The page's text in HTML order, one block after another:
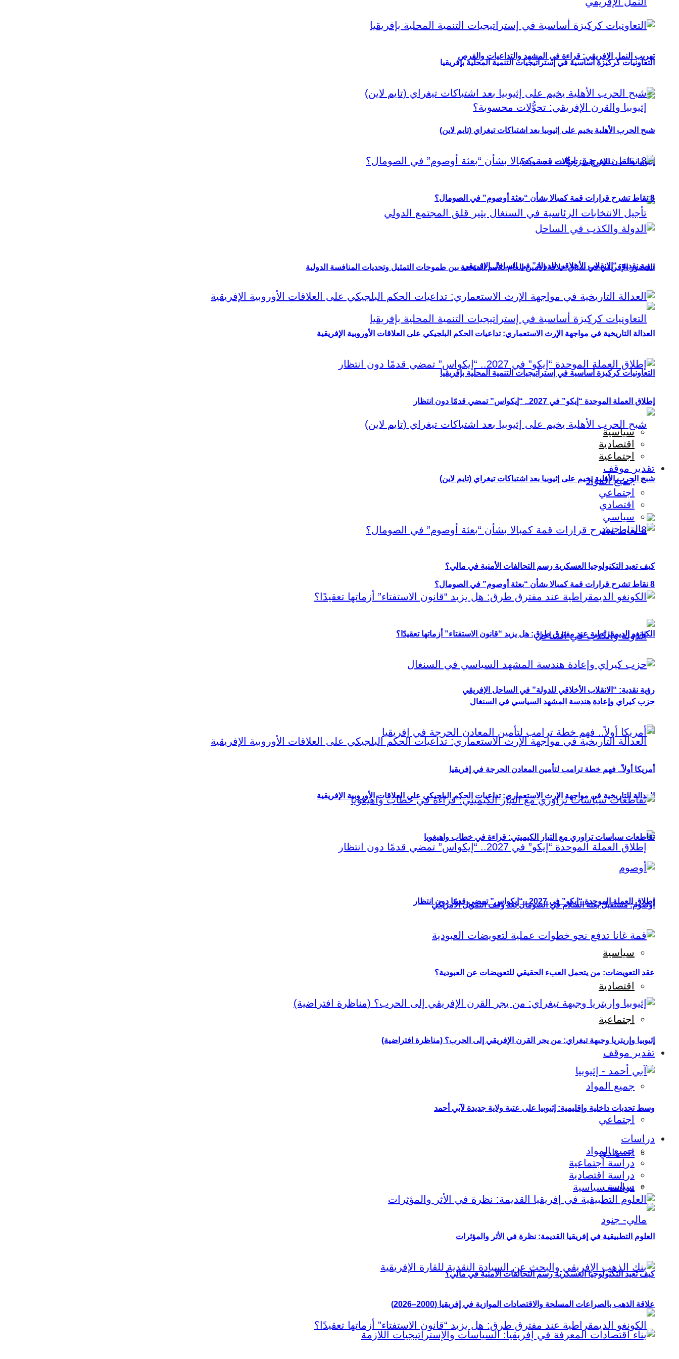
تهريب النمل الإفريقي: قراءة في المشهد والتداعيات والفرص
إثيوبيا والقرن الإفريقي: تحوُّلات محسوبة؟
الحضور الإفريقي في سباق خلافة الأمين العام للأمم المتحدة بين طموحات التمثيل وتحديات المنافسة الدولية
التعاونيات كركيزة أساسية في إستراتيجيات التنمية المحلية بإفريقيا
شبح الحرب الأهلية يخيم على إثيوبيا بعد اشتباكات تيغراي (تايم لاين)
8 نقاط تشرح قرارات قمة كمبالا بشأن “بعثة أوصوم” في الصومال؟
رؤية نقدية: “الانقلاب الأخلاقي للدولة” في الساحل الإفريقي
العدالة التاريخية في مواجهة الإرث الاستعماري: تداعيات الحكم البلجيكي على العلاقات الأوروبية الإفريقية
إطلاق العملة الموحدة “إيكو” في 2027.. “إيكواس” تمضي قدمًا دون انتظار
سياسية
اقتصادية
اجتماعية
تقدير موقف
جميع المواد
اجتماعي
اقتصادي
سياسي
كيف تعيد التكنولوجيا العسكرية رسم التحالفات الأمنية في مالي؟
التعاونيات كركيزة أساسية في إستراتيجيات التنمية المحلية بإفريقيا
شبح الحرب الأهلية يخيم على إثيوبيا بعد اشتباكات تيغراي (تايم لاين)
8 نقاط تشرح قرارات قمة كمبالا بشأن “بعثة أوصوم” في الصومال؟
رؤية نقدية: “الانقلاب الأخلاقي للدولة” في الساحل الإفريقي
العدالة التاريخية في مواجهة الإرث الاستعماري: تداعيات الحكم البلجيكي على العلاقات الأوروبية الإفريقية
إطلاق العملة الموحدة “إيكو” في 2027.. “إيكواس” تمضي قدمًا دون انتظار
سياسية
اقتصادية
اجتماعية
تقدير موقف
جميع المواد
اجتماعي
اقتصادي
سياسي
كيف تعيد التكنولوجيا العسكرية رسم التحالفات الأمنية في مالي؟
الكونغو الديمقراطية عند مفترق طرق: هل يزيد “قانون الاستفتاء” أزماتها تعقيدًا؟
حزب كيراي وإعادة هندسة المشهد السياسي في السنغال
أمريكا أولاً.. فهم خطة ترامب لتأمين المعادن الحرجة في إفريقيا
تقاطعات سياسات تراوري مع التيار الكيميتي: قراءة في خطاب واهيغويا
أوصوم: مستقبل بعثة السلام في الصومال بعد وقف التمويل الأمريكي
عقد التعويضات: من يتحمل العبء الحقيقي للتعويضات عن العبودية؟
إثيوبيا وإريتريا وجبهة تيغراي: من يجر القرن الإفريقي إلى الحرب؟ (مناظرة افتراضية)
وسط تحديات داخلية وإقليمية: إثيوبيا على عتبة ولاية جديدة لآبي أحمد
دراسات
جميع المواد
دراسة اجتماعية
دراسة اقتصادية
دراسة سياسية
العلوم التطبيقية في إفريقيا القديمة: نظرة في الأثر والمؤثرات
علاقة الذهب بالصراعات المسلحة والاقتصادات الموازية في إفريقيا (2000–2026)